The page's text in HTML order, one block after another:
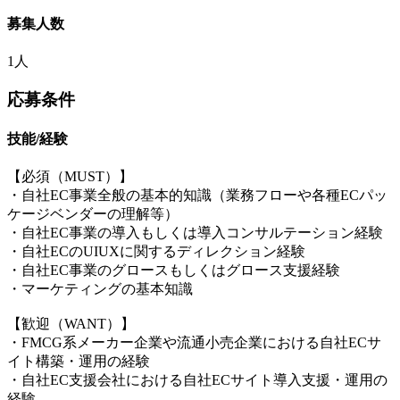
募集人数
1人
応募条件
技能/経験
【必須（MUST）】
・自社EC事業全般の基本的知識（業務フローや各種ECパッ
ケージベンダーの理解等）
・自社EC事業の導入もしくは導入コンサルテーション経験
・自社ECのUIUXに関するディレクション経験
・自社EC事業のグロースもしくはグロース支援経験
・マーケティングの基本知識
【歓迎（WANT）】
・FMCG系メーカー企業や流通小売企業における自社ECサ
イト構築・運用の経験
・自社EC支援会社における自社ECサイト導入支援・運用の